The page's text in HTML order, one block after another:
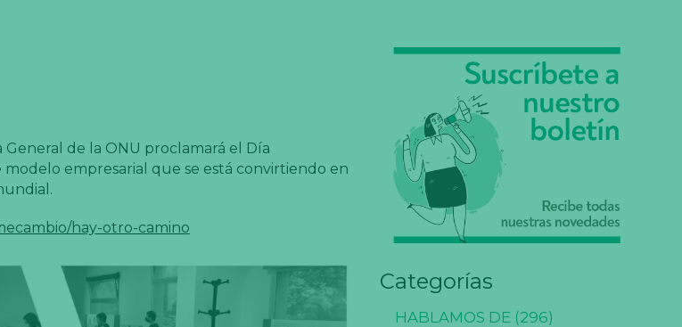
General de la ONU proclamará el Día
empresarial que se está convirtiendo en
hay-otro-camino
Categorías
HABLAMOS DE (296)